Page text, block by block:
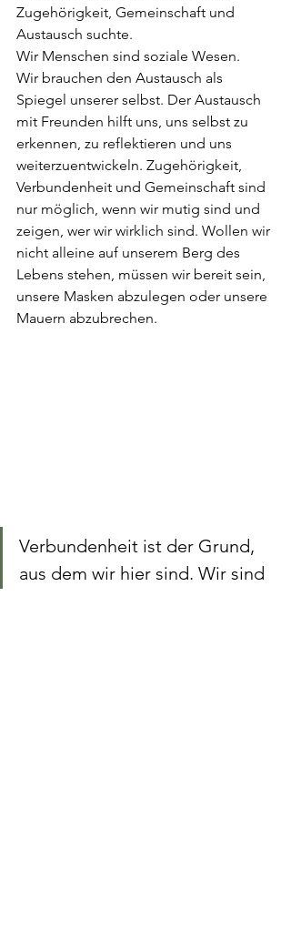
Zugehörigkeit, Gemeinschaft und
Austausch suchte.
Wir Menschen sind soziale Wesen.
Wir brauchen den Austausch als
Spiegel unserer selbst. Der Austausch
mit Freunden hilft uns, uns selbst zu
erkennen, zu reflektieren und uns
weiterzuentwickeln. Zugehörigkeit,
Verbundenheit und Gemeinschaft sind
nur möglich, wenn wir mutig sind und
zeigen, wer wir wirklich sind. Wollen wir
nicht alleine auf unserem Berg des
Lebens stehen, müssen wir bereit sein,
unsere Masken abzulegen oder unsere
Mauern abzubrechen.
Verbundenheit ist der Grund,
aus dem wir hier sind. Wir sind